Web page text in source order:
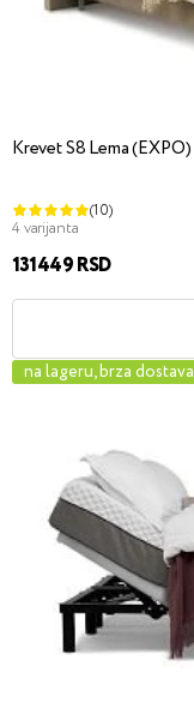
Krevet S8 Lema (EXPO)
(10)
4 varijanta
131449 RSD
na lageru, brza dostava